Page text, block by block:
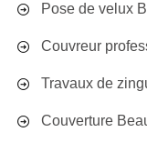
Pose de velux
Couvreur
Travaux de
Couverture